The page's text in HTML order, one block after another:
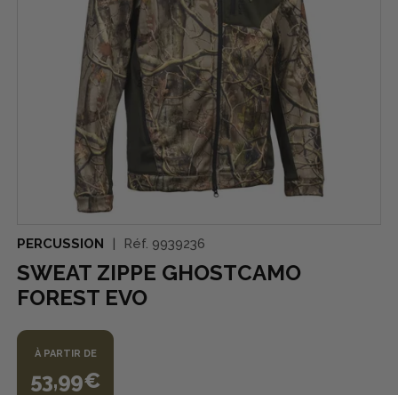
PERCUSSION Réf. 9939236
SWEAT ZIPPE GHOSTCAMO
FOREST EVO
À PARTIR DE
53,99€